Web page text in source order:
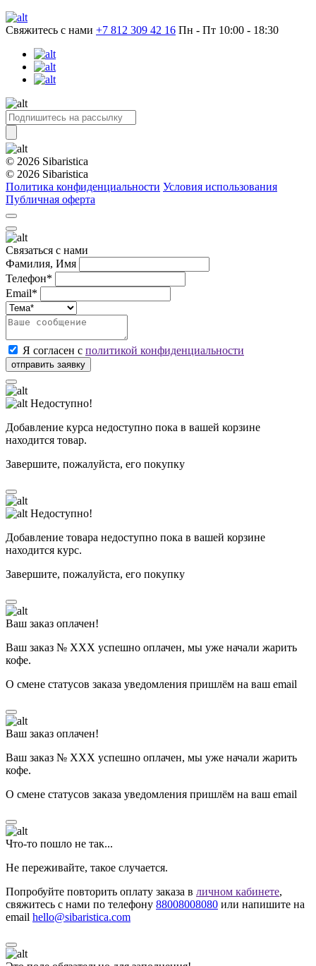
Свяжитесь с нами +7 812 309 42 16 Пн - Пт 10:00 - 18:30
© 2026 Sibaristica
© 2026 Sibaristica
Политика конфиденциальности Условия использования
Публичная оферта
Связаться с нами
Фамилия, Имя
Телефон*
Email*
Я согласен с политикой конфиденциальности
Недоступно!
Добавление курса недоступно пока в вашей корзине
находится товар.
Завершите, пожалуйста, его покупку
Недоступно!
Добавление товара недоступно пока в вашей корзине
находится курс.
Завершите, пожалуйста, его покупку
Ваш заказ оплачен!
Ваш заказ № ХХХ успешно оплачен, мы уже начали жарить
кофе.
О смене статусов заказа уведомления пришлём на ваш email
Ваш заказ оплачен!
Ваш заказ № ХХХ успешно оплачен, мы уже начали жарить
кофе.
О смене статусов заказа уведомления пришлём на ваш email
Что-то пошло не так...
Не переживайте, такое случается.
Попробуйте повторить оплату заказа в личном кабинете,
свяжитесь с нами по телефону 88008008080 или напишите на
email hello@sibaristica.com